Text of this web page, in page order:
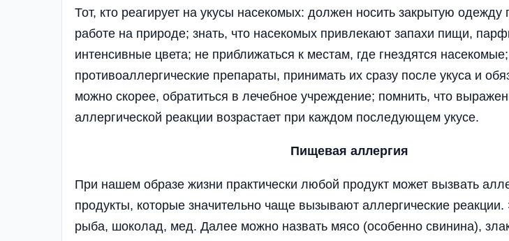
Тот, кто реагирует на укусы насекомых: должен носить закрытую одежду
работе на природе; знать, что насекомых привлекают запахи пищи,
интенсивные цвета; не приближаться к местам, где гнездятся
противоаллергические препараты, принимать их сразу после укуса и
можно скорее, обратиться в лечебное учреждение; помнить, что
аллергической реакции возрастает при каждом последующем укусе.
Пищевая аллергия
При нашем образе жизни практически любой продукт может вызвать
продукты, которые значительно чаще вызывают аллергические
рыба, шоколад, мед. Далее можно назвать мясо (особенно свинина),